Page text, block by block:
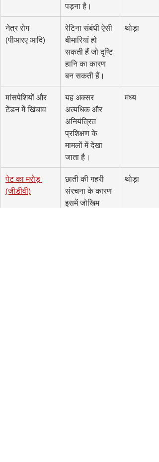
पड़ना है।
नेत्र रोग
(पीआरए आदि)
रेटिना संबंधी ऐसी
बीमारियां हो
सकती हैं जो दृष्टि
हानि का कारण
बन सकती हैं।
थोड़ा
मांसपेशियों और
टेंडन में खिंचाव
यह अक्सर
अत्यधिक और
अनियंत्रित
प्रशिक्षण के
मामलों में देखा
जाता है।
मध्य
पेट का मरोड़
(जीडीवी)
छाती की गहरी
संरचना के कारण
इसमें जोखिम
थोड़ा